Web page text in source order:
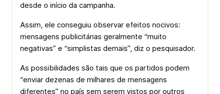
desde o início da campanha.
Assim, ele conseguiu observar efeitos nocivos:
mensagens publicitárias geralmente “muito
negativas” e “simplistas demais”, diz o pesquisador.
As possibilidades são tais que os partidos podem
“enviar dezenas de milhares de mensagens
diferentes” no país sem serem vistos por outros